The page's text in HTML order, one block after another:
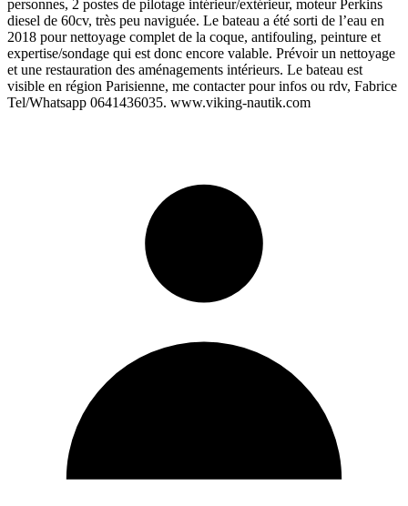
personnes, 2 postes de pilotage intérieur/extérieur, moteur Perkins
diesel de 60cv, très peu naviguée. Le bateau a été sorti de l’eau en
2018 pour nettoyage complet de la coque, antifouling, peinture et
expertise/sondage qui est donc encore valable. Prévoir un nettoyage
et une restauration des aménagements intérieurs. Le bateau est
visible en région Parisienne, me contacter pour infos ou rdv, Fabrice
Tel/Whatsapp 0641436035. www.viking-nautik.com